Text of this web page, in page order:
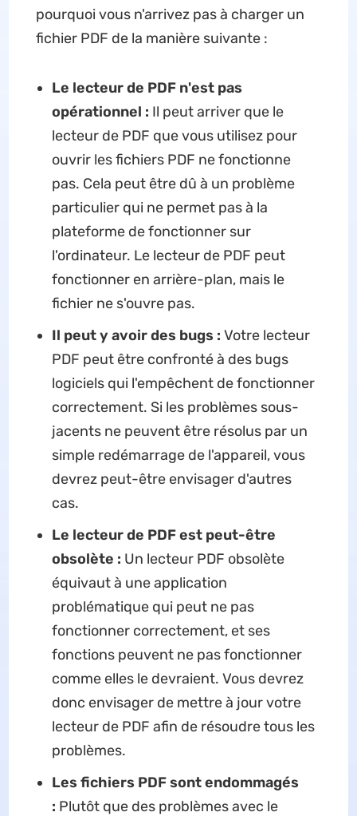
pourquoi vous n'arrivez pas à charger un
fichier PDF de la manière suivante :
Le lecteur de PDF n'est pas
opérationnel : Il peut arriver que le
lecteur de PDF que vous utilisez pour
ouvrir les fichiers PDF ne fonctionne
pas. Cela peut être dû à un problème
particulier qui ne permet pas à la
plateforme de fonctionner sur
l'ordinateur. Le lecteur de PDF peut
fonctionner en arrière-plan, mais le
fichier ne s'ouvre pas.
Il peut y avoir des bugs : Votre lecteur
PDF peut être confronté à des bugs
logiciels qui l'empêchent de fonctionner
correctement. Si les problèmes sous-
jacents ne peuvent être résolus par un
simple redémarrage de l'appareil, vous
devrez peut-être envisager d'autres
cas.
Le lecteur de PDF est peut-être
obsolète : Un lecteur PDF obsolète
équivaut à une application
problématique qui peut ne pas
fonctionner correctement, et ses
fonctions peuvent ne pas fonctionner
comme elles le devraient. Vous devrez
donc envisager de mettre à jour votre
lecteur de PDF afin de résoudre tous les
problèmes.
Les fichiers PDF sont endommagés
: Plutôt que des problèmes avec le